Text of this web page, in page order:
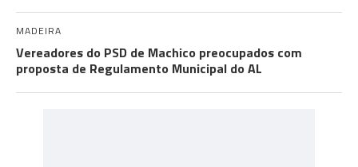
MADEIRA
Vereadores do PSD de Machico preocupados com
proposta de Regulamento Municipal do AL